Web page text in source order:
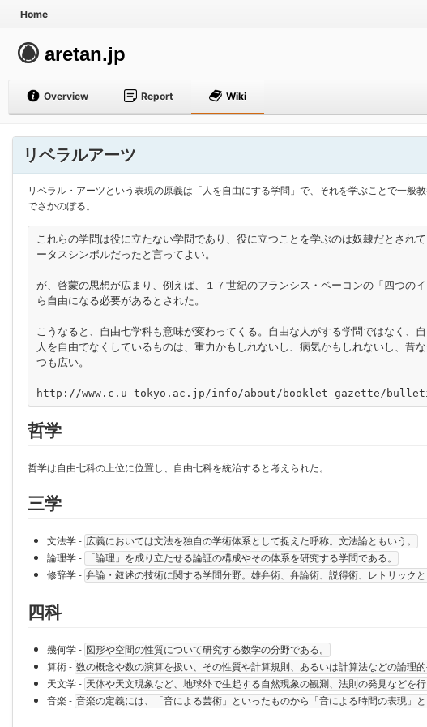
Home
aretan.jp
Overview Report Wiki
リベラルアーツ
リベラル・アーツという表現の原義は「人を自由にする学問」で、それを学ぶことで一
でさかのぼる。
これらの学問は役に立たない学問であり、役に立つことを学ぶのは奴隷だとさ
ータスシンボルだったと言ってよい。
が、啓蒙の思想が広まり、例えば、１７世紀のフランシス・ベーコンの「四つの
ら自由になる必要があるとされた。
こうなると、自由七学科も意味が変わってくる。自由な人がする学問ではなく、
人を自由でなくしているものは、重力かもしれないし、病気かもしれないし、
つも広い。
哲学
哲学は自由七科の上位に位置し、自由七科を統治すると考えられた。
三学
文法学 - 広義においては文法を独自の学術体系として捉えた呼称。文法論ともいう。
論理学 - 「論理」を成り立たせる論証の構成やその体系を研究する学問である。
修辞学 - 弁論・叙述の技術に関する学問分野。雄弁術、弁論術、説得術、レトリックと
四科
幾何学 - 図形や空間の性質について研究する数学の分野である。
算術 - 数の概念や数の演算を扱い、その性質や計算規則、あるいは計算法などの論理
天文学 - 天体や天文現象など、地球外で生起する自然現象の観測、法則の発見などを行
音楽 - 音楽の定義には、「音による芸術」といったものから「音による時間の表現」